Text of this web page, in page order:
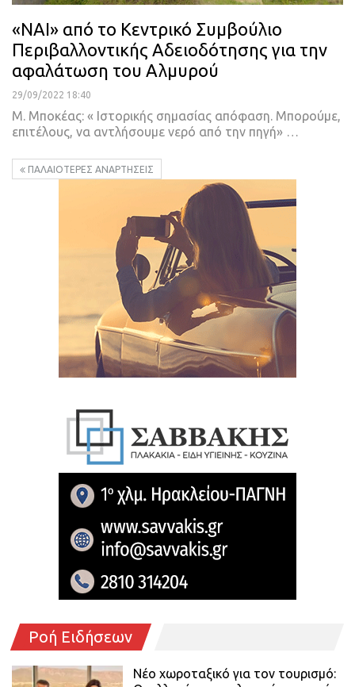
«ΝΑΙ» από το Κεντρικό Συμβούλιο
Περιβαλλοντικής Αδειοδότησης για την
αφαλάτωση του Αλμυρού
29/09/2022 18:40
Μ. Μποκέας: « Ιστορικής σημασίας απόφαση. Μπορούμε,
επιτέλους, να αντλήσουμε νερό από την πηγή»
ΠΑΛΑΙΌΤΕΡΕΣ ΑΝΑΡΤΉΣΕΙΣ
Ροή Ειδήσεων
Νέο χωροταξικό για τον τουρισμό: